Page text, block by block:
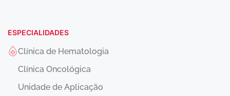
ESPECIALIDADES
Clínica de Hematologia
Clínica Oncológica
Unidade de Aplicação